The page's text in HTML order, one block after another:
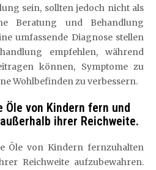
sein, sollten jedoch nicht als
Beratung und Behandlung
umfassende Diagnose stellen
empfehlen, während
können, Symptome zu
Wohlbefinden zu verbessern.
von Kindern fern und
ihrer Reichweite.
Öle von Kindern fernzuhalten
Reichweite aufzubewahren.